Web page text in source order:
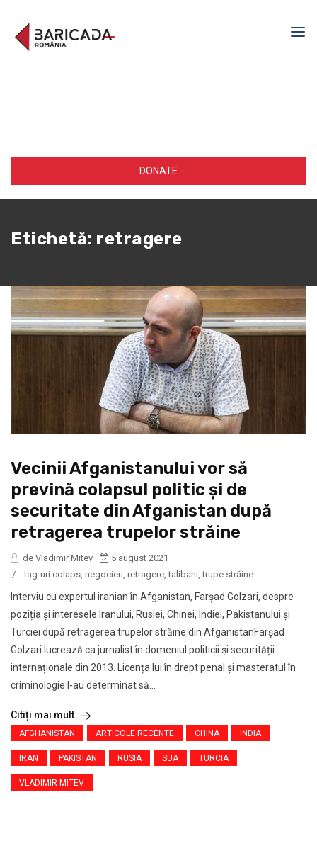
DONATE
Etichetă: retragere
Vecinii Afganistanului vor să
prevină colapsul politic și de
securitate din Afganistan după
retragerea trupelor străine
de Vladimir Mitev
5 august 2021
/
tag-uri:colaps, negocieri, retragere,talibani,trupe străine
Interviu cu expertul iranian în Afganistan, Farşad Golzari, despre
poziția și interesele Iranului, Rusiei, Chinei, Indiei, Pakistanului și
Turciei după retragerea trupelor străine din AfganistanFarşad
Golzari lucrează ca jurnalist în domeniul politicii și securității
internaționale din 2013. Licența lui în drept penal și masteratul în
criminologie l-au determinat să...
Citiți mai mult
AFGHANISTAN ARTICOLE RECENTE CHINA INDIA
IRAN PAKISTAN RUSIA SUA TURCIA
VLADIMIR MITEV